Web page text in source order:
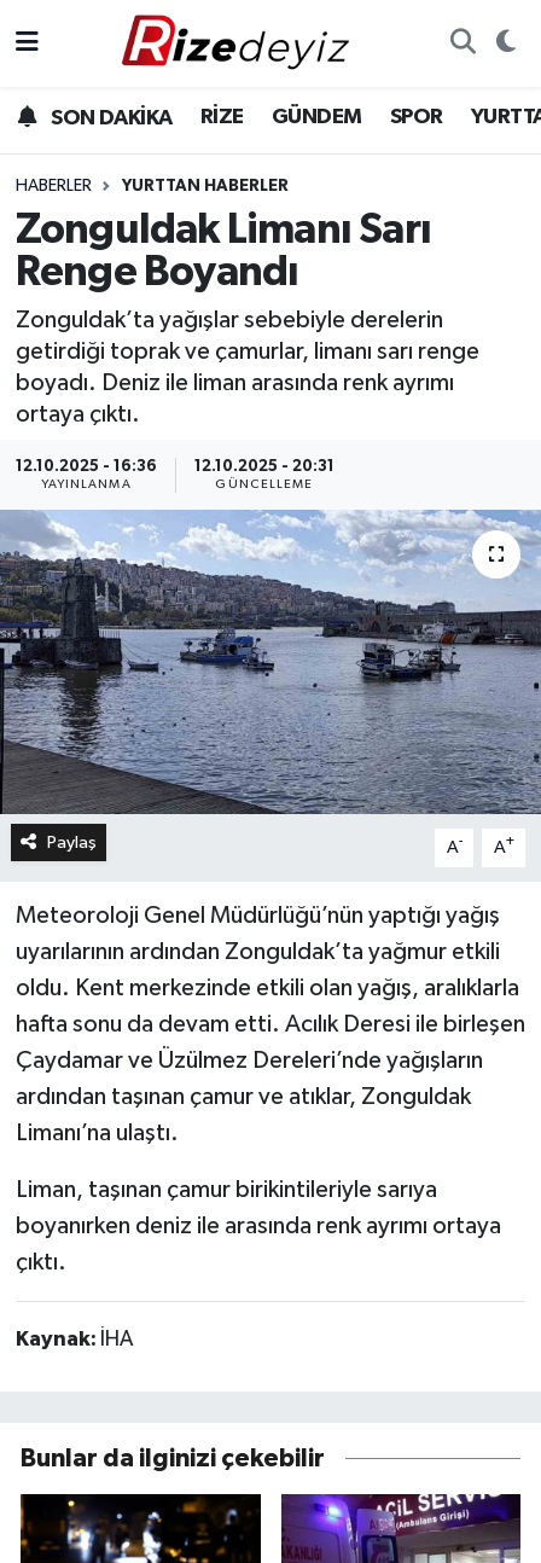
SON DAKİKA RİZE GÜNDEM SPOR
HABERLER YURTTAN HABERLER
Zonguldak Limanı Sarı
Renge Boyandı
Zonguldak’ta yağışlar sebebiyle derelerin
getirdiği toprak ve çamurlar, limanı sarı renge
boyadı. Deniz ile liman arasında renk ayrımı
ortaya çıktı.
12.10.2025 - 16:36
YAYINLANMA
12.10.2025 - 20:31
GÜNCELLEME
Paylaş A- A+
Meteoroloji Genel Müdürlüğü’nün yaptığı yağış
uyarılarının ardından Zonguldak’ta yağmur etkili
oldu. Kent merkezinde etkili olan yağış, aralıklarla
hafta sonu da devam etti. Acılık Deresi ile birleşen
Çaydamar ve Üzülmez Dereleri’nde yağışların
ardından taşınan çamur ve atıklar, Zonguldak
Limanı’na ulaştı.
Liman, taşınan çamur birikintileriyle sarıya
boyanırken deniz ile arasında renk ayrımı ortaya
çıktı.
Kaynak: İHA
Bunlar da ilginizi çekebilir
Gündem
Yurttan Haberler
Ekonomi
Teknoloji
Rize Hava Durumu
Rize Trafik Yoğunluk Haritası
Süper Lig Puan Durumu ve Fikstür
Tüm Manşetler
Haber Arşivi